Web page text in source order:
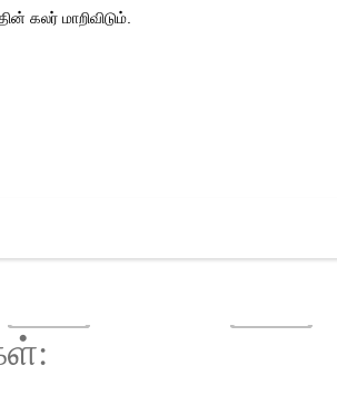
கலர் மாறிவிடும்.